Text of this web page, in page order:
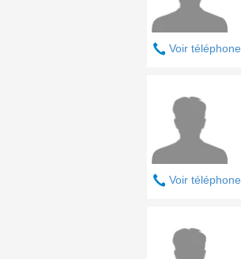
Voir téléphone
Voir téléphone